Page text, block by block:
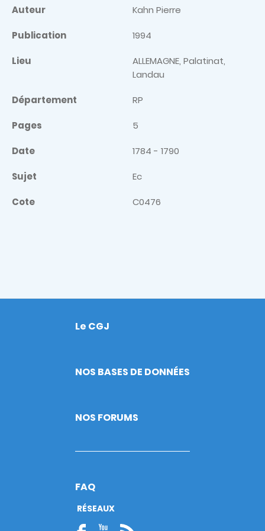
Auteur Kahn Pierre
Publication 1994
Lieu
ALLEMAGNE, Palatinat,
Landau
Département RP
Pages 5
Date 1784 - 1790
Sujet Ec
Cote C0476
Footer
Le CGJ
NOS BASES DE DONNÉES
NOS FORUMS
FAQ
RÉSEAUX